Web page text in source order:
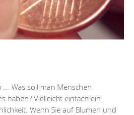
Was soll man Menschen
haben? Vielleicht einfach ein
Wenn Sie auf Blumen und